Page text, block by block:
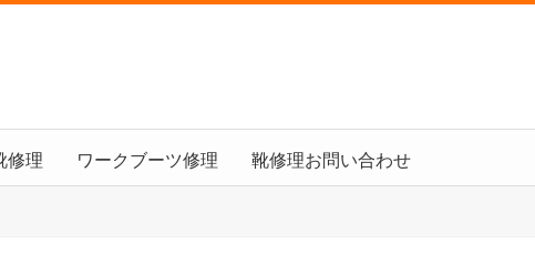
修理 ワークブーツ修理 靴修理お問い合わせ